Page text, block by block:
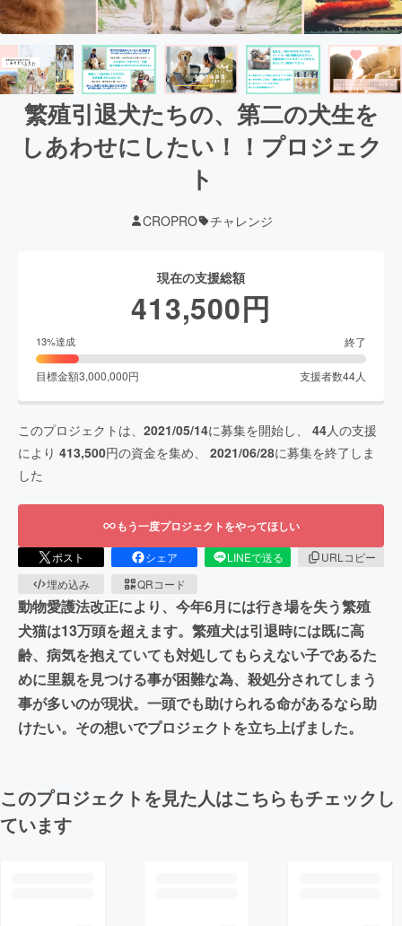
繁殖引退犬たちの、第二の犬生を
しあわせにしたい！！プロジェク
ト
CROPRO チャレンジ
現在の支援総額
413,500円
13%達成 終了
目標金額3,000,000円 支援者数44人
このプロジェクトは、 2021/05/14に募集を開始し、 44人の支援
により 413,500円の資金を集め、 2021/06/28に募集を終了しま
した
もう一度プロジェクトをやってほしい
ポスト シェア LINEで送る
URLコピー
埋め込み
QRコード
動物愛護法改正により、今年6月には行き場を失う繁殖
犬猫は13万頭を超えます。繁殖犬は引退時には既に高
齢、病気を抱えていても対処してもらえない子であるた
めに里親を見つける事が困難な為、殺処分されてしまう
事が多いのが現状。一頭でも助けられる命があるなら助
けたい。その想いでプロジェクトを立ち上げました。
このプロジェクトを見た人はこちらもチェックし
ています